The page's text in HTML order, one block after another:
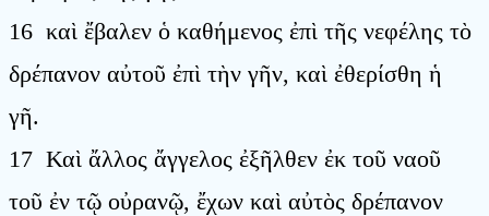
16 καὶ ἔβαλεν ὁ καθήμενος ἐπὶ τῆς νεφέλης τὸ
δρέπανον αὐτοῦ ἐπὶ τὴν γῆν, καὶ ἐθερίσθη ἡ
γῆ.
17 Καὶ ἄλλος ἄγγελος ἐξῆλθεν ἐκ τοῦ ναοῦ
τοῦ ἐν τῷ οὐρανῷ, ἔχων καὶ αὐτὸς δρέπανον